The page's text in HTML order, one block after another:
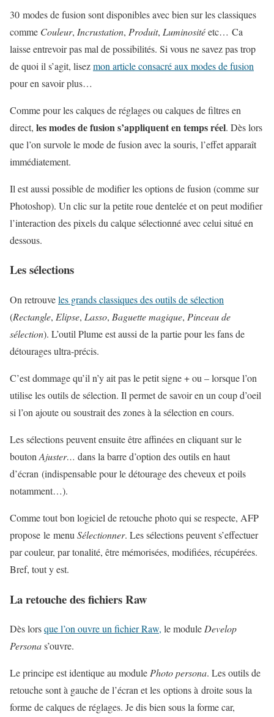
30 modes de fusion sont disponibles avec bien sur les classiques
comme Couleur, Incrustation, Produit, Luminositéetc… Ca
laisse entrevoir pas mal de possibilités. Si vous ne savez pas trop
de quoi il s’agit, lisezmon article consacré aux modes de fusion
pour en savoir plus…
Comme pour les calques de réglages ou calques de filtres en
direct, les modes de fusion s’appliquent en temps réel. Dès lors
que l’on survole le mode de fusion avec la souris, l’effet apparaît
immédiatement.
Il est aussi possible de modifier les options de fusion (comme sur
Photoshop). Un clic sur la petite roue dentelée et on peut modifier
l’interaction des pixels du calque sélectionné avec celui situé en
dessous.
Les sélections
On retrouveles grands classiques des outils de sélection
(Rectangle, Elipse, Lasso, Baguette magique, Pinceau de
sélection). L’outil Plume est aussi de la partie pour les fans de
détourages ultra-précis.
C’est dommage qu’il n’y ait pas le petit signe + ou – lorsque l’on
utilise les outils de sélection. Il permet de savoir en un coup d’oeil
si l’on ajoute ou soustrait des zones à la sélection en cours.
Les sélections peuvent ensuite être affinées en cliquant sur le
bouton Ajuster… dans la barre d’option des outils en haut
d’écran (indispensable pour le détourage des cheveux et poils
notamment…).
Comme tout bon logiciel de retouche photo qui se respecte, AFP
propose le menu Sélectionner. Les sélections peuvent s’effectuer
par couleur, par tonalité, être mémorisées, modifiées, récupérées.
Bref, tout y est.
La retouche des fichiers Raw
Dès lorsque l’on ouvre un fichier Raw, le moduleDevelop
Personas’ouvre.
Le principe est identique au modulePhoto persona. Les outils de
retouche sont à gauche de l’écran et les options à droite sous la
forme de calques de réglages. Je dis bien sous la forme car,